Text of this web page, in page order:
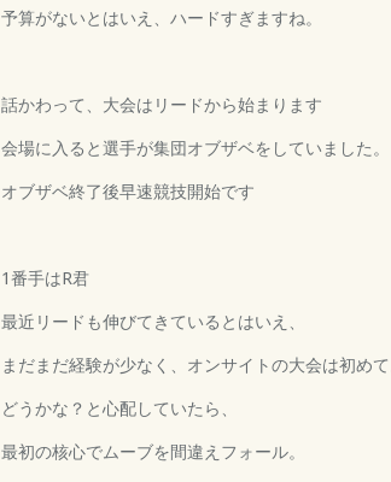
予算がないとはいえ、ハードすぎますね。
話かわって、大会はリードから始まります
会場に入ると選手が集団オブザベをしていました。
オブザベ終了後早速競技開始です
1番手はR君
最近リードも伸びてきているとはいえ、
まだまだ経験が少なく、オンサイトの大会は初めて
どうかな？と心配していたら、
最初の核心でムーブを間違えフォール。